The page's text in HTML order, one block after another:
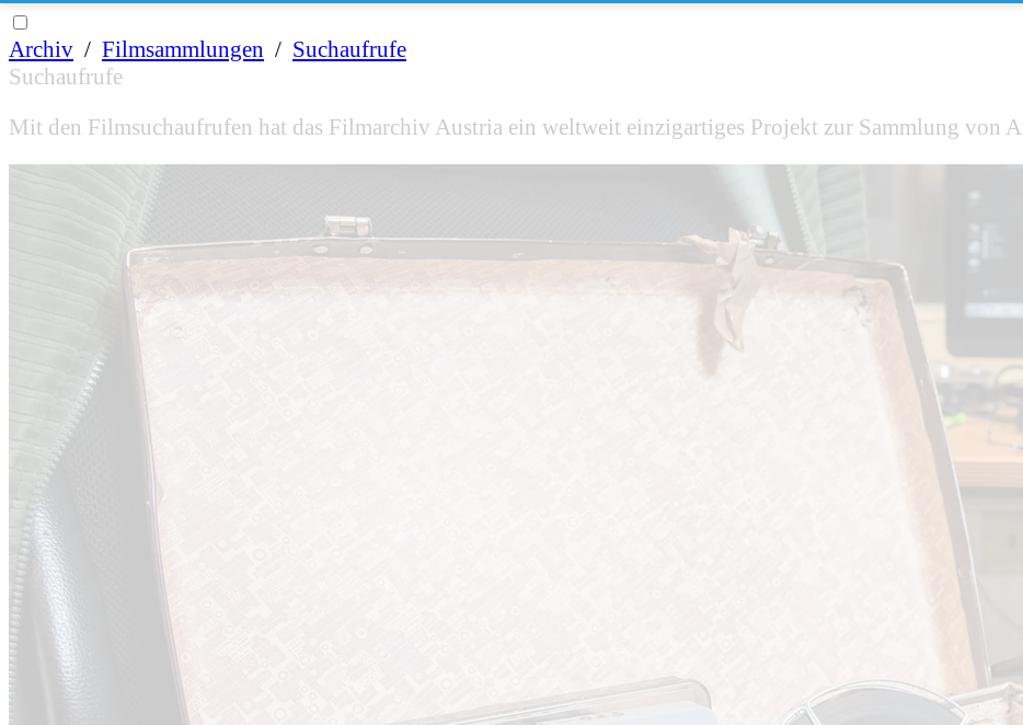
Archiv / Filmsammlungen / Suchaufrufe
Suchaufrufe
Mit den Filmsuchaufrufen hat das Filmarchiv Austria ein weltweit einzigartiges Projekt zur Sammlung von